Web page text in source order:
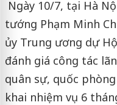
Ngày 10/7, tại Hà
tướng Phạm Minh
ủy Trung ương dự
đánh giá công tác
quân sự, quốc
khai nhiệm vụ 6